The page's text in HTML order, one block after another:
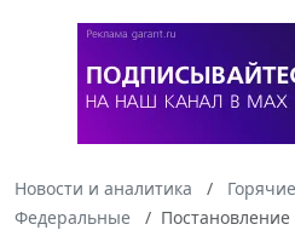
Новости и аналитика
Федеральные